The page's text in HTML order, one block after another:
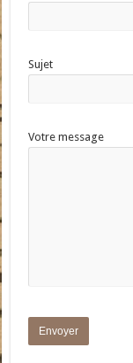
Sujet
Votre message